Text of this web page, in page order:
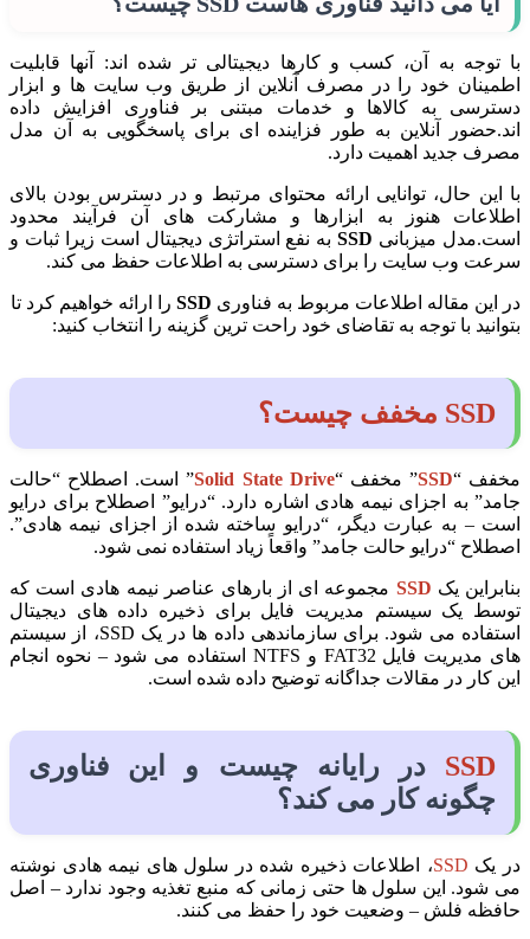
با توجه به آن، کسب و کارها دیجیتالی تر شده اند: آنها قابلیت
اطمینان خود را در مصرف آنلاین از طریق وب سایت ها و ابزار
دسترسی به کالاها و خدمات مبتنی بر فناوری افزایش داده
اند.حضور آنلاین به طور فزاینده ای برای پاسخگویی به آن مدل
مصرف جدید اهمیت دارد.
با این حال، توانایی ارائه محتوای مرتبط و در دسترس بودن بالای
اطلاعات هنوز به ابزارها و مشارکت های آن فرآیند محدود
است.مدل میزبانی SSD به نفع استراتژی دیجیتال است زیرا ثبات و
سرعت وب سایت را برای دسترسی به اطلاعات حفظ می کند.
در این مقاله اطلاعات مربوط به فناوری SSD را ارائه خواهیم کرد تا
بتوانید با توجه به تقاضای خود راحت ترین گزینه را انتخاب کنید:
SSD مخفف چیست؟
مخفف “SSD” مخفف “Solid State Drive” است. اصطلاح “حالت
جامد” به اجزای نیمه هادی اشاره دارد. “درایو” اصطلاح برای درایو
است – به عبارت دیگر، “درایو ساخته شده از اجزای نیمه هادی”.
اصطلاح “درایو حالت جامد” واقعاً زیاد استفاده نمی شود.
بنابراین یک SSD مجموعه ای از بارهای عناصر نیمه هادی است که
توسط یک سیستم مدیریت فایل برای ذخیره داده های دیجیتال
استفاده می شود. برای سازماندهی داده ها در یک SSD، از سیستم
های مدیریت فایل FAT32 و NTFS استفاده می شود – نحوه انجام
این کار در مقالات جداگانه توضیح داده شده است.
SSD
در رایانه چیست و این فناوری
چگونه کار می کند؟
در یک SSD، اطلاعات ذخیره شده در سلول های نیمه هادی نوشته
می شود. این سلول ها حتی زمانی که منبع تغذیه وجود ندارد – اصل
حافظه فلش – وضعیت خود را حفظ می کنند.